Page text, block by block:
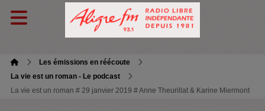
Les émissions en réécoute
La vie est un roman - Le podcast
La vie est un roman # 29 janvier 2019 # Anne Theurillat & Karine Miermont